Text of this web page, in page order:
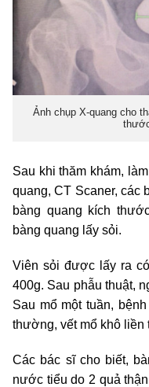
Ảnh chụp X-quang cho
Sau khi thăm khám,
quang, CT Scaner, các
bàng quang kích
bàng quang lấy sỏi.
Viên sỏi được lấy ra
400g. Sau phẫu thuật,
Sau mổ một tuần,
thường, vết mổ khô liền
Các bác sĩ cho biết,
nước tiểu do 2 quả